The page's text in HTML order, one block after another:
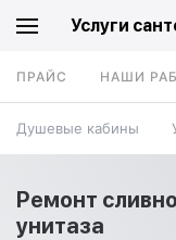
Услуги
ПРАЙС НАШИ
Душевые кабины
Ремонт
унитаза